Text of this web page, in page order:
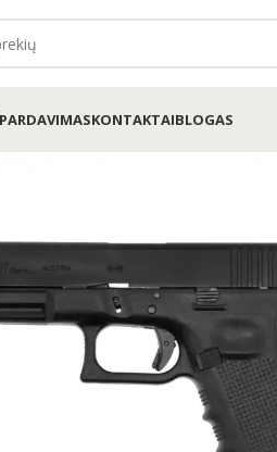
KONTAKTAIBLOGAS